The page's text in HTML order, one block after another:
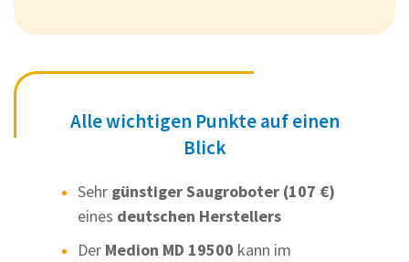
Alle wichtigen Punkte auf einen
Blick
Sehr günstiger Saugroboter (107 €)
eines deutschen Herstellers
Der Medion MD 19500 kann im